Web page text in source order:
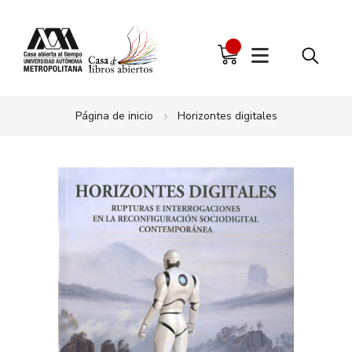
Página de inicio Horizontes digitales